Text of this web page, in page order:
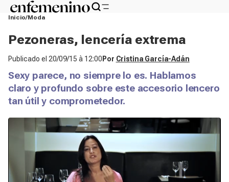
Inicio Moda
Pezoneras, lencería extrema
Publicado el 20/09/15 à 12:00 Por Cristina García-Adán
Sexy parece, no siempre lo es. Hablamos
claro y profundo sobre este accesorio lencero
tan útil y comprometedor.